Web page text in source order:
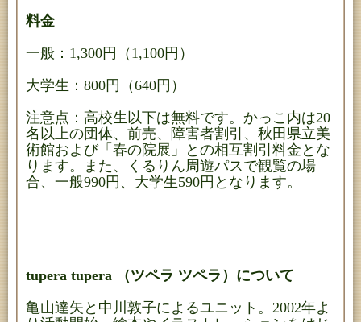
料金
一般：1,300円（1,100円）
大学生：800円（640円）
注意点：高校生以下は無料です。かっこ内は20
名以上の団体、前売、障害者割引、秋田県立美
術館および「春の院展」との相互割引料金とな
ります。また、くるりん周遊パスで観覧の場
合、一般990円、大学生590円となります。
tupera tupera （ツペラ ツペラ）について
亀山達矢と中川敦子によるユニット。2002年よ